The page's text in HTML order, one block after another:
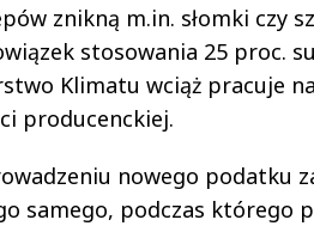
znikną m.in. słomki czy
stosowania 25 proc.
Klimatu wciąż pracuje
producenckiej.
nowego podatku
samego, podczas którego